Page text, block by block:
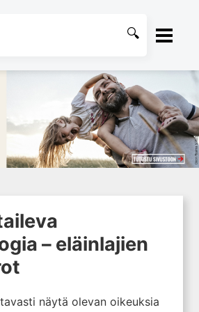
ETUSIVU
KIRJASTO
OHJEET
ja
– eläinlajien
näytä olevan oikeuksia